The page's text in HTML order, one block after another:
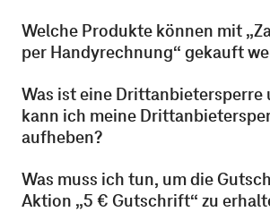
Welche Produkte können mit
per Handyrechnung“ gekauft
Was ist eine Drittanbietersperre
kann ich meine
aufheben?
Was muss ich tun, um die
Aktion „5 € Gutschrift“ zu